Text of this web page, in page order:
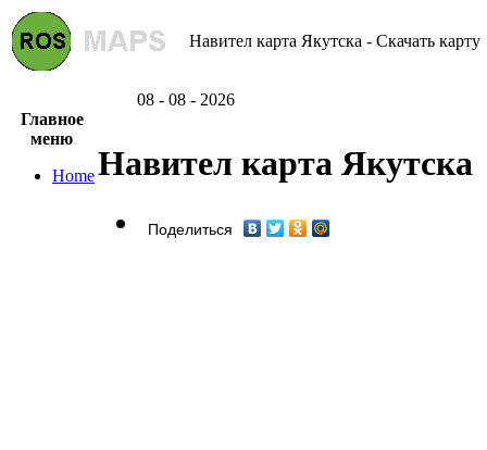
Навител карта Якутска - Скачать карту
08 - 08 - 2026
Главное
меню
HomeНавител карта Якутска
Поделиться